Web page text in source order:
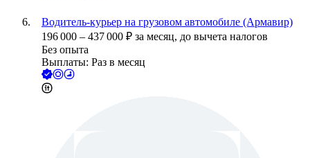
Водитель-курьер на грузовом автомобиле (Армавир)
196 000 – 437 000 ₽ за месяц, до вычета налогов
Без опыта
Выплаты: Раз в месяц